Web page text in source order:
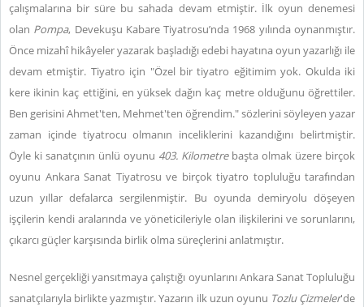
çalışmalarına bir süre bu sahada devam etmiştir. İlk oyun denemesi
olan Pompa, Devekuşu Kabare Tiyatrosu’nda 1968 yılında oynanmıştır.
Önce mizahî hikâyeler yazarak başladığı edebi hayatına oyun yazarlığı ile
devam etmiştir. Tiyatro için "Özel bir tiyatro eğitimim yok. Okulda iki
kere ikinin kaç ettiğini, en yüksek dağın kaç metre olduğunu öğrettiler.
Ben gerisini Ahmet'ten, Mehmet'ten öğrendim." sözlerini söyleyen yazar
zaman içinde tiyatrocu olmanın inceliklerini kazandığını belirtmiştir.
Öyle ki sanatçının ünlü oyunu 403. Kilometrebaşta olmak üzere birçok
oyunu Ankara Sanat Tiyatrosu ve birçok tiyatro topluluğu tarafından
uzun yıllar defalarca sergilenmiştir. Bu oyunda demiryolu döşeyen
işçilerin kendi aralarında ve yöneticileriyle olan ilişkilerini ve sorunlarını,
çıkarcı güçler karşısında birlik olma süreçlerini anlatmıştır.
Nesnel gerçekliği yansıtmaya çalıştığı oyunlarını Ankara Sanat Topluluğu
sanatçılarıyla birlikte yazmıştır. Yazarın ilk uzun oyunu Tozlu Çizmeler'de